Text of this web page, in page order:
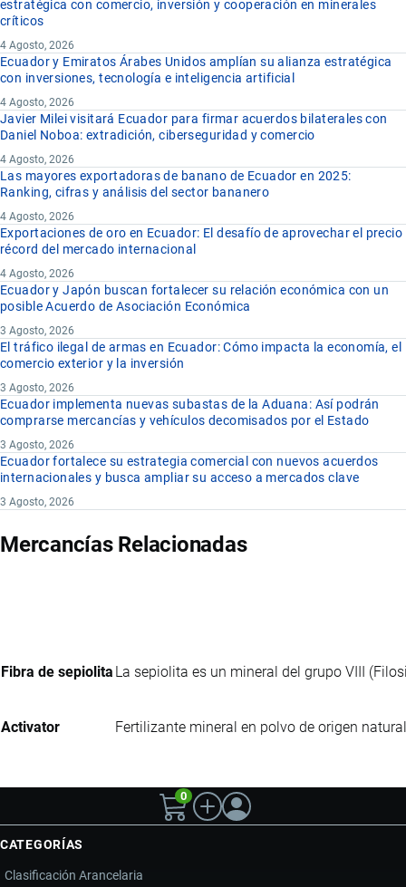
estratégica con comercio, inversión y cooperación en minerales
críticos
4 Agosto, 2026
Ecuador y Emiratos Árabes Unidos amplían su alianza estratégica
con inversiones, tecnología e inteligencia artificial
4 Agosto, 2026
Javier Milei visitará Ecuador para firmar acuerdos bilaterales con
Daniel Noboa: extradición, ciberseguridad y comercio
4 Agosto, 2026
Las mayores exportadoras de banano de Ecuador en 2025:
Ranking, cifras y análisis del sector bananero
4 Agosto, 2026
Exportaciones de oro en Ecuador: El desafío de aprovechar el precio
récord del mercado internacional
4 Agosto, 2026
Ecuador y Japón buscan fortalecer su relación económica con un
posible Acuerdo de Asociación Económica
3 Agosto, 2026
El tráfico ilegal de armas en Ecuador: Cómo impacta la economía, el
comercio exterior y la inversión
3 Agosto, 2026
Ecuador implementa nuevas subastas de la Aduana: Así podrán
comprarse mercancías y vehículos decomisados por el Estado
3 Agosto, 2026
Ecuador fortalece su estrategia comercial con nuevos acuerdos
internacionales y busca ampliar su acceso a mercados clave
3 Agosto, 2026
Mercancías Relacionadas
Fibra de sepiolita La sepiolita es un mineral del grupo VIII
Activator Fertilizante mineral en polvo de origen
0
CATEGORÍAS
Clasificación Arancelaria